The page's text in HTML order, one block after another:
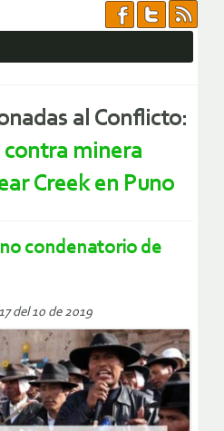
al Conflicto:
minera
Creek en Puno
condenatorio de
del 10 de 2019